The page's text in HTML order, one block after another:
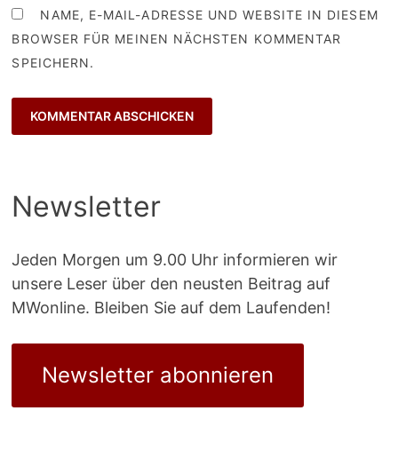
NAME, E-MAIL-ADRESSE UND WEBSITE IN DIESEM
BROWSER FÜR MEINEN NÄCHSTEN KOMMENTAR
SPEICHERN.
Newsletter
Jeden Morgen um 9.00 Uhr informieren wir
unsere Leser über den neusten Beitrag auf
MWonline. Bleiben Sie auf dem Laufenden!
Newsletter abonnieren